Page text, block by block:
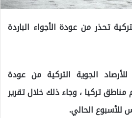
تحذر من عودة الأجواء الباردة
الجوية التركية من عودة
مناطق تركيا ، وجاء ذلك خلال تقرير
الحالي.